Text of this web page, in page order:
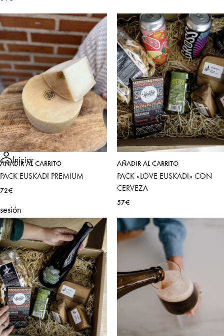
Iniciar
sesión
0Carrito de Compra
AÑADIR AL CARRITO
PACK EUSKADI PREMIUM
72€
AÑADIR AL CARRITO
PACK «LOVE EUSKADI» CON
CERVEZA
57€